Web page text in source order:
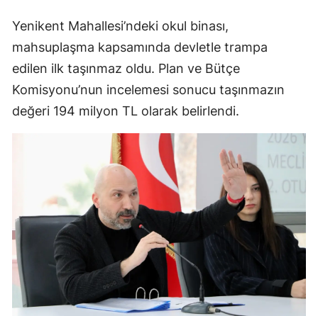
Yenikent Mahallesi’ndeki okul binası,
mahsuplaşma kapsamında devletle trampa
edilen ilk taşınmaz oldu. Plan ve Bütçe
Komisyonu’nun incelemesi sonucu taşınmazın
değeri 194 milyon TL olarak belirlendi.